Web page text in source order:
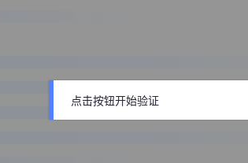
点击按钮开始验证